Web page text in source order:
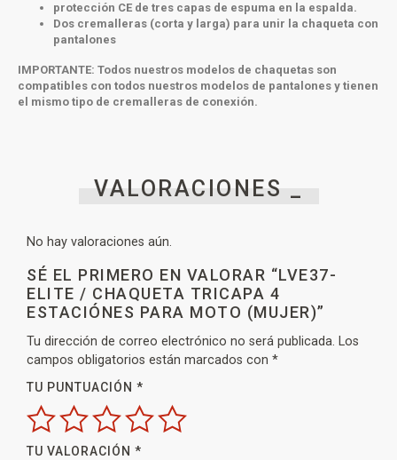
protección CE de tres capas de espuma en la espalda.
Dos cremalleras (corta y larga) para unir la chaqueta con
pantalones
IMPORTANTE: Todos nuestros modelos de chaquetas son
compatibles con todos nuestros modelos de pantalones y tienen
el mismo tipo de cremalleras de conexión.
VALORACIONES _
No hay valoraciones aún.
SÉ EL PRIMERO EN VALORAR “LVE37-
ELITE / CHAQUETA TRICAPA 4
ESTACIÓNES PARA MOTO (MUJER)”
Tu dirección de correo electrónico no será publicada. Los
campos obligatorios están marcados con *
TU PUNTUACIÓN *
TU VALORACIÓN *